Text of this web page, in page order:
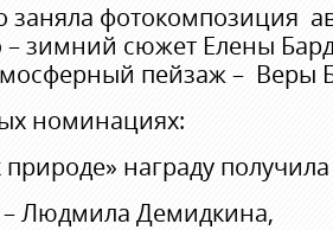
заняла фотокомпозиция
– зимний сюжет Елены
пейзаж – Веры
номинациях:
награду
– Людмила Демидкина,